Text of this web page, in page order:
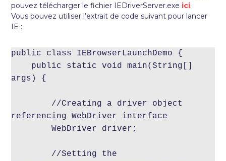
pouvez télécharger le fichier IEDriverServer.exe ici.
Vous pouvez utiliser l’extrait de code suivant pour lancer
IE :
public class IEBrowserLaunchDemo {
args) {
referencing WebDriver interface
        WebDriver driver;